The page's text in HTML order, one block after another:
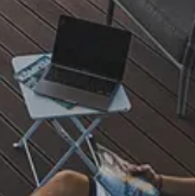
„- Retouren
umgehend